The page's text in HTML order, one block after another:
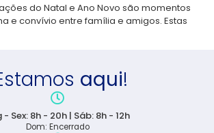
do Natal e Ano Novo são momentos
e convívio entre família e amigos. Estas
aqui!
- Sex: 8h - 20h | Sáb: 8h - 12h
Dom: Encerrado